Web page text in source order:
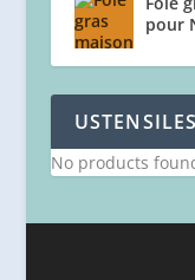
pour
USTENSILES
No products